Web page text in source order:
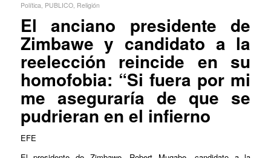
Política, PUBLICO, Religión
El anciano presidente de
Zimbawe y candidato a la
reelección reincide en su
homofobia: “Si fuera por mi
me aseguraría de que se
pudrieran en el infierno
EFE